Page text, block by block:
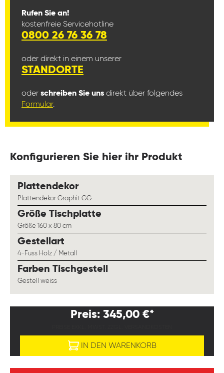
Rufen Sie an!
kostenfreie Servicehotline
0800 26 76 36 78
oder direkt in einem unserer
STANDORTE
oder schreiben Sie uns direkt über folgendes
Formular.
Konfigurieren Sie hier ihr Produkt
Plattendekorauswählen
Plattendekor Graphit GG
Größe Tischplatte
Größe 160 x 80 cm
Gestellart
4-Fuss Holz / Metall
Farben Tischgestell
Gestell weiss
Preis: 345,00 €*
IN DEN WARENKORB